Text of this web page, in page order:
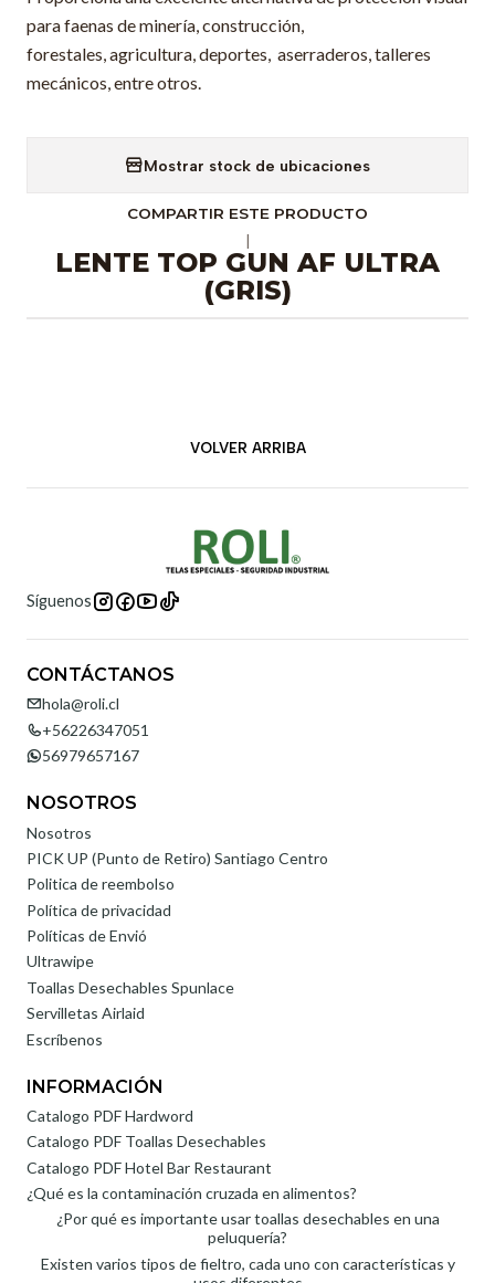
para faenas de minería, construcción,
forestales, agricultura, deportes, aserraderos, talleres
mecánicos, entre otros.
Mostrar stock de ubicaciones
COMPARTIR ESTE PRODUCTO
LENTE TOP GUN AF ULTRA
(GRIS)
VOLVER ARRIBA
Síguenos
CONTÁCTANOS
hola@roli.cl
+56226347051
56979657167
NOSOTROS
Nosotros
PICK UP (Punto de Retiro) Santiago Centro
Politica de reembolso
Política de privacidad
Políticas de Envió
Ultrawipe
Toallas Desechables Spunlace
Servilletas Airlaid
Escríbenos
INFORMACIÓN
Catalogo PDF Hardword
Catalogo PDF Toallas Desechables
Catalogo PDF Hotel Bar Restaurant
¿Qué es la contaminación cruzada en alimentos?
¿Por qué es importante usar toallas desechables en una
peluquería?
Existen varios tipos de fieltro, cada uno con características y